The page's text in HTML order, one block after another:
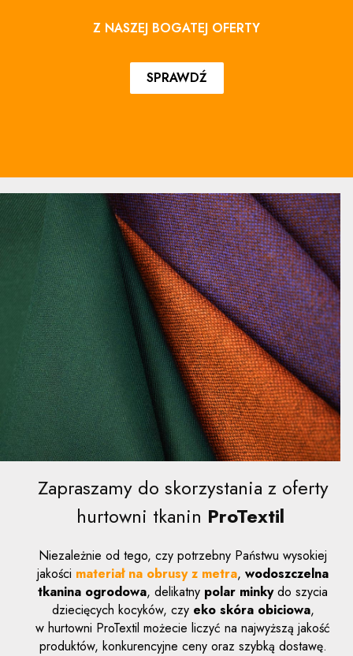
Z NASZEJ BOGATEJ OFERTY
SPRAWDŹ
Zapraszamy do skorzystania z oferty
hurtowni tkanin ProTextil
Niezależnie od tego, czy potrzebny Państwu wysokiej
jakości materiał na obrusy z metra, wodoszczelna
tkanina ogrodowa, delikatny polar minkydo szycia
dziecięcych kocyków, czy eko skóra obiciowa,
w hurtowni ProTextil możecie liczyć na najwyższą jakość
produktów, konkurencyjne ceny oraz szybką dostawę.